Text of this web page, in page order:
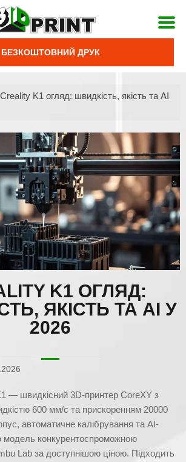
БЕЗКОШТОВНИЙ ДРУК
Creality K1 огляд: швидкість, якість та AI
K1 ОГЛЯД:
ЯКІСТЬ ТА AI У
2026
— швидкісний 3D-принтер CoreXY з
600 мм/с та прискоренням 20000
автоматичне калібрування та AI-
модель конкурентоспроможною
Lab за доступнішою ціною. Підходить